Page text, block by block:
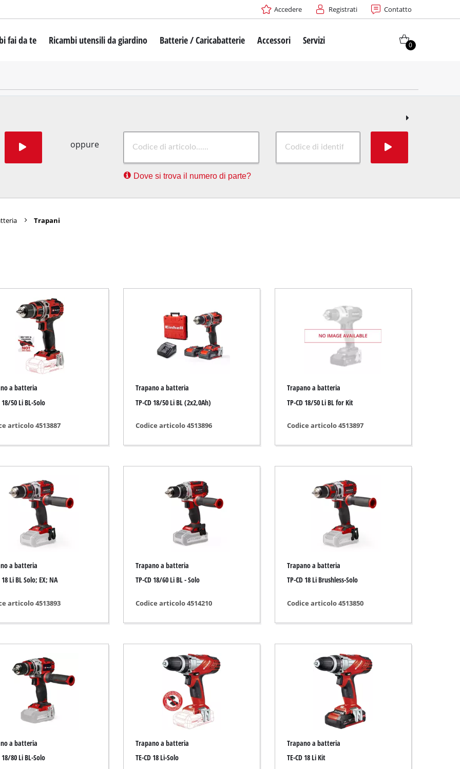
Accedere Registrati Contatto
fai da te
a percussione
e demolitori
percussione
con banchetto
manuali
alternativi
nastro
manuali
combinate
rotorbitali
a parete / pavimento
triangolari
da banco
Ricambi utensili da giardino
Tosaerba a batteria
Tosaerba elettrici
Tagliabordi e Decespugliatori a batteria
Tagliabordi a scoppio
Decespugliatore a batteria
Tagliasiepi elettrici
Tagliasiepi a batteria
Tagliasiepi a scoppio
Tagliasiepi telescopico
Ebrancheur
Pompa autoadescante
Pompe a immersione
Pompa per pozzi
Pompe per acque chiare
Motopompe
Arieggiatori a scoppio
Scarificatore manuale
Elettrosega a batteria
Batterie / Caricabatterie Accessori Servizi 0
oppure
Dove si trova il numero di parte?
Trapani
a batteria
18/50 Li BL-Solo
articolo 4513887
Trapano a batteria
TP-CD 18/50 Li BL (2x2,0Ah)
Codice articolo 4513896
Trapano a batteria
TP-CD 18/50 Li BL for Kit
Codice articolo 4513897
a batteria
18 Li BL Solo; EX; NA
articolo 4513893
Trapano a batteria
TP-CD 18/60 Li BL - Solo
Codice articolo 4514210
Trapano a batteria
TP-CD 18 Li Brushless-Solo
Codice articolo 4513850
a batteria
18/80 Li BL-Solo
Trapano a batteria
TE-CD 18 Li-Solo
Trapano a batteria
TE-CD 18 Li Kit